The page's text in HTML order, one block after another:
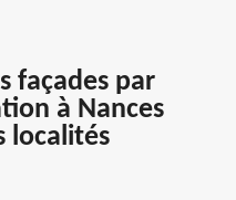
façades par
à Nances
localités